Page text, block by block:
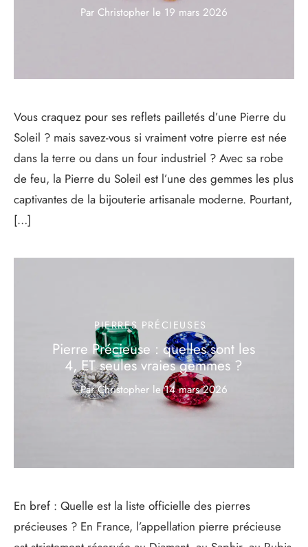
Par Christopher le 19 mars 2026
Vous craquez pour ses reflets pailletés d’une Pierre du
Soleil ? mais savez-vous si vraiment votre pierre est née
dans la terre ou dans un four industriel ? Avec sa robe
de feu, la Pierre du Soleil est l’une des gemmes les plus
captivantes de la bijouterie artisanale moderne. Pourtant,
[…]
PIERRES PRÉCIEUSES
Pierre Précieuse : quelles sont les
4, ET seules vraies gemmes ?
Par Christopher le14 mars 2026
En bref : Quelle est la liste officielle des pierres
précieuses ? En France, l’appellation pierre précieuse